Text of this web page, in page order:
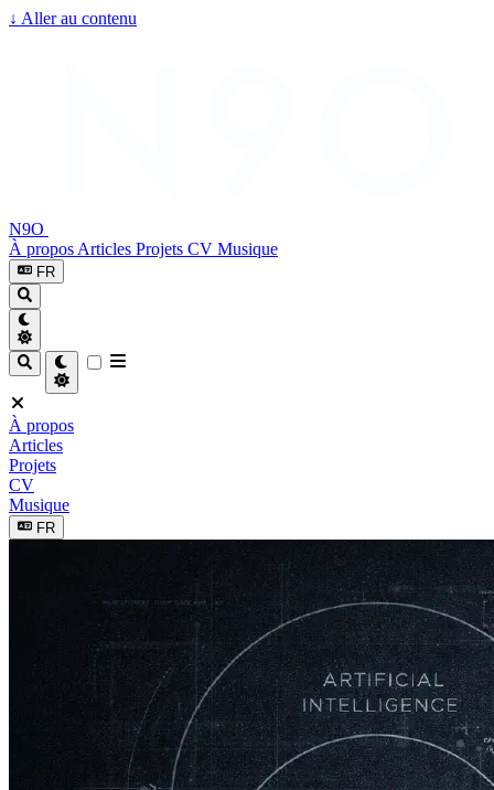
↓ Aller au contenu
N9O
À propos Articles Projets CV Musique
FR
À propos
Articles
Projets
CV
Musique
FR